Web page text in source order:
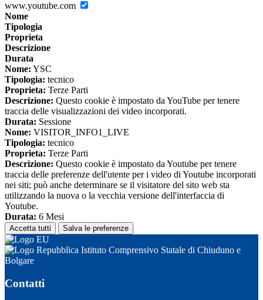
www.youtube.com
Nome
Tipologia
Proprieta
Descrizione
Durata
Nome: YSC
Tipologia: tecnico
Proprieta: Terze Parti
Descrizione: Questo cookie è impostato da YouTube per tenere
traccia delle visualizzazioni dei video incorporati.
Durata: Sessione
Nome: VISITOR_INFO1_LIVE
Tipologia: tecnico
Proprieta: Terze Parti
Descrizione: Questo cookie è impostato da Youtube per tenere
traccia delle preferenze dell'utente per i video di Youtube incorporati
nei siti; può anche determinare se il visitatore del sito web sta
utilizzando la nuova o la vecchia versione dell'interfaccia di
Youtube.
Durata: 6 Mesi
Accetta tutti Salva le preferenze
Istituto Comprensivo Statale di Chiuduno e
Bolgare
Contatti